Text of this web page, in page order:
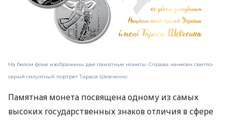
На белом фоне изображены две памятные монеты. Справа нанесен светло-
серый силуэтный портрет Тараса Шевченко
Памятная монета посвящена одному из самых
высоких государственных знаков отличия в сфере